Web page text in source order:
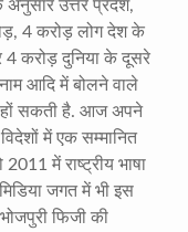
अनुसार उत्तर प्रदेश,
4 करोड़ लोग देश के
4 करोड़ दुनिया के दूसरे
आदि में बोलने वाले
हों सकती है. आज अपने
में एक सम्मानित
में राष्ट्रीय भाषा
जगत में भी इस
फिजी की